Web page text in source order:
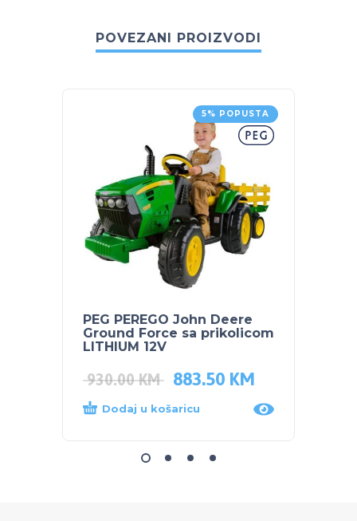
POVEZANI PROIZVODI
5% POPUSTA
PEG PEREGO John Deere
Ground Force sa prikolicom
LITHIUM 12V
930.00KM 883.50 KM
Dodaj u košaricu